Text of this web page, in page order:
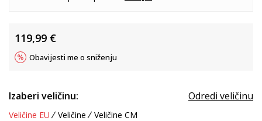
119,99 €
Obavijesti me o sniženju
Izaberi veličinu: Odredi veličinu
Veličine EU Veličine Veličine CM